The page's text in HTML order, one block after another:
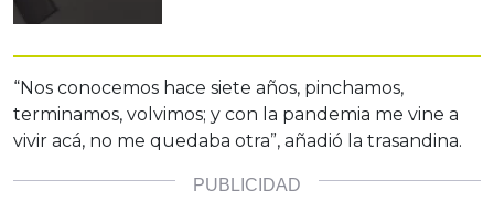
“Nos conocemos hace siete años, pinchamos,
terminamos, volvimos; y con la pandemia me vine a
vivir acá, no me quedaba otra”, añadió la trasandina.